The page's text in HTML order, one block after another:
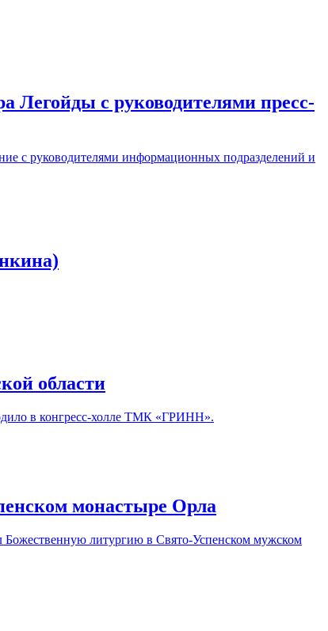
Легойды с руководителями пресс-
с руководителями информационных подразделений и
области
в конгресс-холле ТМК «ГРИНН».
монастыре Орла
Божественную литургию в Свято-Успенском мужском